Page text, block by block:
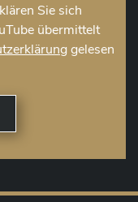
Sie sich
übermittelt
gelesen